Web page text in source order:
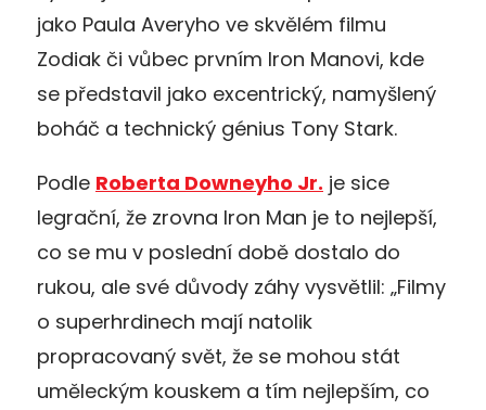
jako Paula Averyho ve skvělém filmu
Zodiak či vůbec prvním Iron Manovi, kde
se představil jako excentrický, namyšlený
boháč a technický génius Tony Stark.
Podle Roberta Downeyho Jr. je sice
legrační, že zrovna Iron Man je to nejlepší,
co se mu v poslední době dostalo do
rukou, ale své důvody záhy vysvětlil: „Filmy
o superhrdinech mají natolik
propracovaný svět, že se mohou stát
uměleckým kouskem a tím nejlepším, co